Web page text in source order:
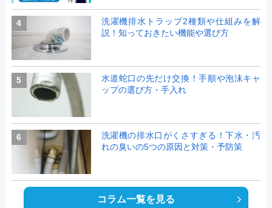
4
洗濯機排水トラップ2種類や仕組みを解
説！知っておきたい機能や選び方
5
水道蛇口の先だけ交換！手順や泡沫キャ
ップの選び方・手入れ
6
洗濯機の排水口がくさすぎる！下水・汚
れの臭いの5つの原因と対策・予防策
コラム一覧を見る